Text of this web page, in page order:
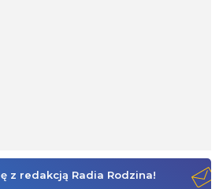
z redakcją Radia Rodzina!